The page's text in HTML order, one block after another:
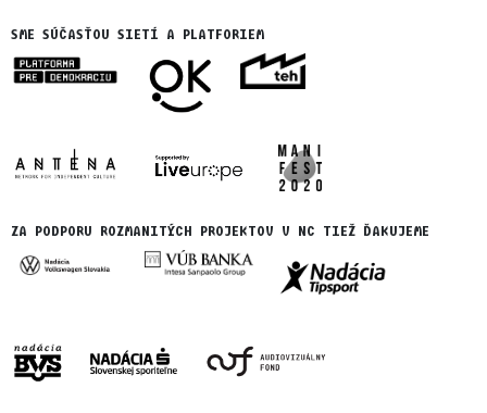
SME SÚČASŤOU SIETÍ A PLATFORIEM
ZA PODPORU ROZMANITÝCH PROJEKTOV V NC TIEŽ ĎAKUJEME